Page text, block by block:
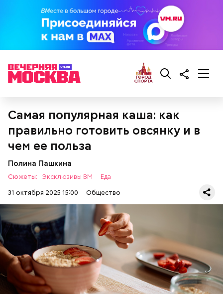
Самая популярная каша: как
правильно готовить овсянку и в
чем ее польза
Полина Пашкина
Сюжеты: Эксклюзивы ВМ
Еда
31 октября 2025 15:00
Общество